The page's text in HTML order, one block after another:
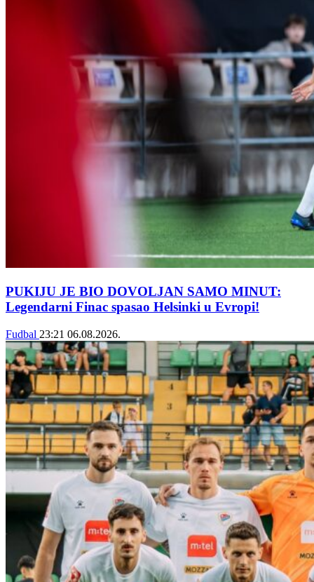
PUKIJU JE BIO DOVOLJAN SAMO MINUT:
Legendarni Finac spasao Helsinki u Evropi!
Fudbal 23:21 06.08.2026.